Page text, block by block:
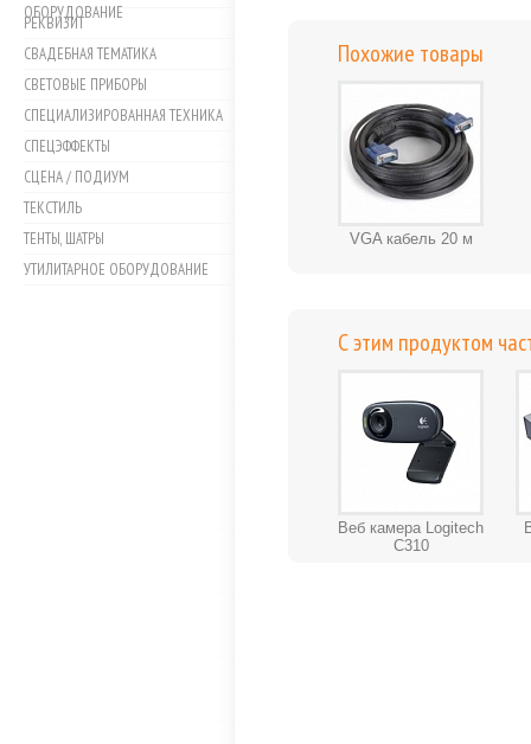
ОБОРУДОВАНИЕ
РЕКВИЗИТ
СВАДЕБНАЯ ТЕМАТИКА
СВЕТОВЫЕ ПРИБОРЫ
СПЕЦИАЛИЗИРОВАННАЯ ТЕХНИКА
СПЕЦЭФФЕКТЫ
СЦЕНА / ПОДИУМ
ТЕКСТИЛЬ
ТЕНТЫ, ШАТРЫ
УТИЛИТАРНОЕ ОБОРУДОВАНИЕ
Похожие товары
VGA кабель 20 м
С этим продуктом
Веб камера Logitech
C310